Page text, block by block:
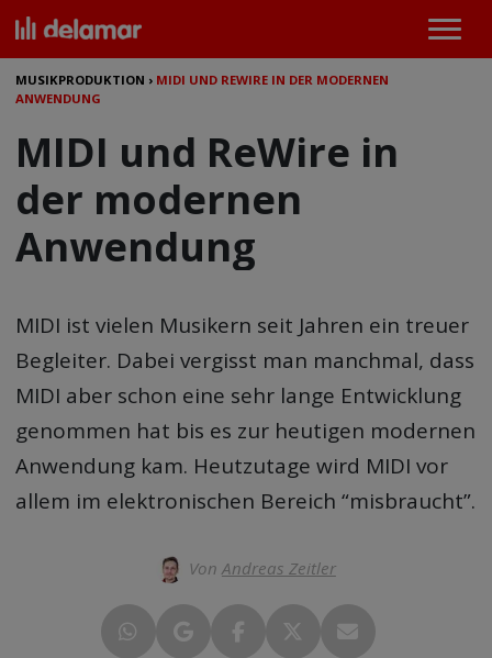
MUSIKPRODUKTION › MIDI UND REWIRE IN DER MODERNEN
ANWENDUNG
MIDI und ReWire in
der modernen
Anwendung
MIDI ist vielen Musikern seit Jahren ein treuer
Begleiter. Dabei vergisst man manchmal, dass
MIDI aber schon eine sehr lange Entwicklung
genommen hat bis es zur heutigen modernen
Anwendung kam. Heutzutage wird MIDI vor
allem im elektronischen Bereich “misbraucht”.
Von Andreas Zeitler